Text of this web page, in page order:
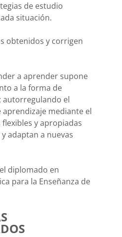
de estudio
situación.
obtenidos y corrigen
a aprender supone
a la forma de
autorregulando el
mediante el
y apropiadas
adaptan a nuevas
diplomado en
para la Enseñanza de